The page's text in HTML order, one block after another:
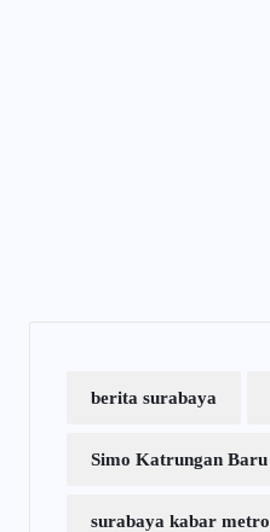
berita surabaya
Simo Katrungan Baru
surabaya kabar metro